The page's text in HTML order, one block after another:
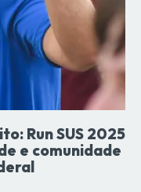
Run SUS 2025
e comunidade